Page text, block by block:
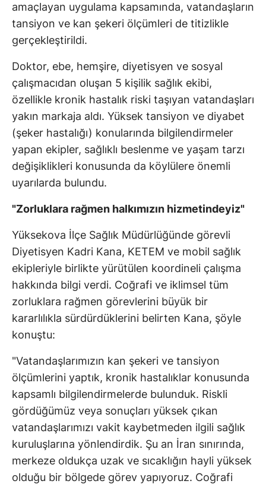
amaçlayan uygulama kapsamında, vatandaşların
tansiyon ve kan şekeri ölçümleri de titizlikle
gerçekleştirildi.
Doktor, ebe, hemşire, diyetisyen ve sosyal
çalışmacıdan oluşan 5 kişilik sağlık ekibi,
özellikle kronik hastalık riski taşıyan vatandaşları
yakın markaja aldı. Yüksek tansiyon ve diyabet
(şeker hastalığı) konularında bilgilendirmeler
yapan ekipler, sağlıklı beslenme ve yaşam tarzı
değişiklikleri konusunda da köylülere önemli
uyarılarda bulundu.
"Zorluklara rağmen halkımızın hizmetindeyiz"
Yüksekova İlçe Sağlık Müdürlüğünde görevli
Diyetisyen Kadri Kana, KETEM ve mobil sağlık
ekipleriyle birlikte yürütülen koordineli çalışma
hakkında bilgi verdi. Coğrafi ve iklimsel tüm
zorluklara rağmen görevlerini büyük bir
kararlılıkla sürdürdüklerini belirten Kana, şöyle
konuştu:
"Vatandaşlarımızın kan şekeri ve tansiyon
ölçümlerini yaptık, kronik hastalıklar konusunda
kapsamlı bilgilendirmelerde bulunduk. Riskli
gördüğümüz veya sonuçları yüksek çıkan
vatandaşlarımızı vakit kaybetmeden ilgili sağlık
kuruluşlarına yönlendirdik. Şu an İran sınırında,
merkeze oldukça uzak ve sıcaklığın hayli yüksek
olduğu bir bölgede görev yapıyoruz. Coğrafi